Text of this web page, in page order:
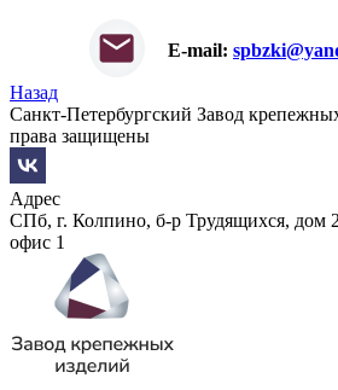
E-mail:
Назад
Санкт-Петербургский Завод
права защищены
Адрес
СПб, г. Колпино, б-р Трудящихся, дом
офис 1